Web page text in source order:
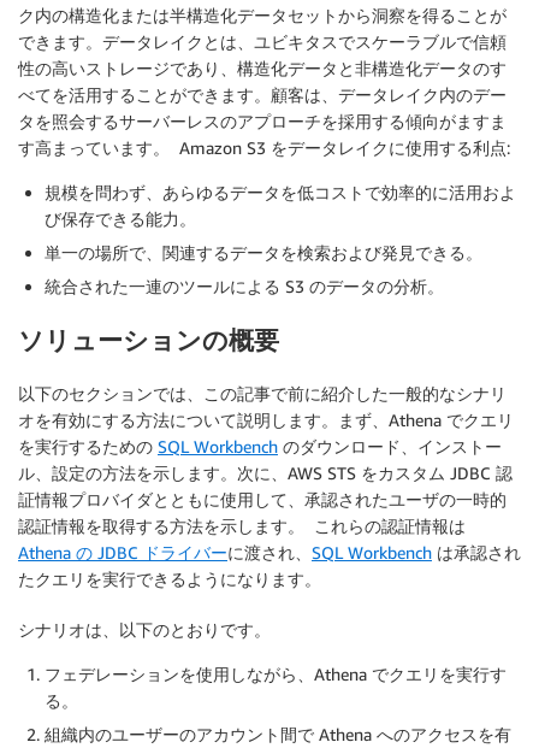
ク内の構造化または半構造化データセットから洞察を得ることが
できます。データレイクとは、ユビキタスでスケーラブルで信頼
性の高いストレージであり、構造化データと非構造化データのす
べてを活用することができます。顧客は、データレイク内のデー
タを照会するサーバーレスのアプローチを採用する傾向がますま
す高まっています。 Amazon S3 をデータレイクに使用する利点:
規模を問わず、あらゆるデータを低コストで効率的に活用およ
び保存できる能力。
単一の場所で、関連するデータを検索および発見できる。
統合された一連のツールによる S3 のデータの分析。
ソリューションの概要
以下のセクションでは、この記事で前に紹介した一般的なシナリ
オを有効にする方法について説明します。まず、Athena でクエリ
を実行するための SQL Workbench のダウンロード、インストー
ル、設定の方法を示します。次に、AWS STS をカスタム JDBC 認
証情報プロバイダとともに使用して、承認されたユーザの一時的
認証情報を取得する方法を示します。 これらの認証情報は
Athena の JDBC ドライバーに渡され、 SQL Workbench は承認され
たクエリを実行できるようになります。
シナリオは、以下のとおりです。
フェデレーションを使用しながら、Athena でクエリを実行す
る。
組織内のユーザーのアカウント間で Athena へのアクセスを有